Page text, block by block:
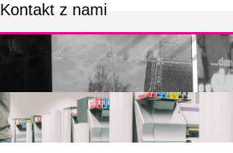
Kontakt z nami